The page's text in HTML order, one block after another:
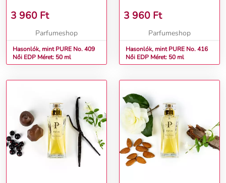
3 960 Ft
Parfumeshop
Hasonlók, mint PURE No. 409
Női EDP Méret: 50 ml
3 960 Ft
Parfumeshop
Hasonlók, mint PURE No. 416
Női EDP Méret: 50 ml